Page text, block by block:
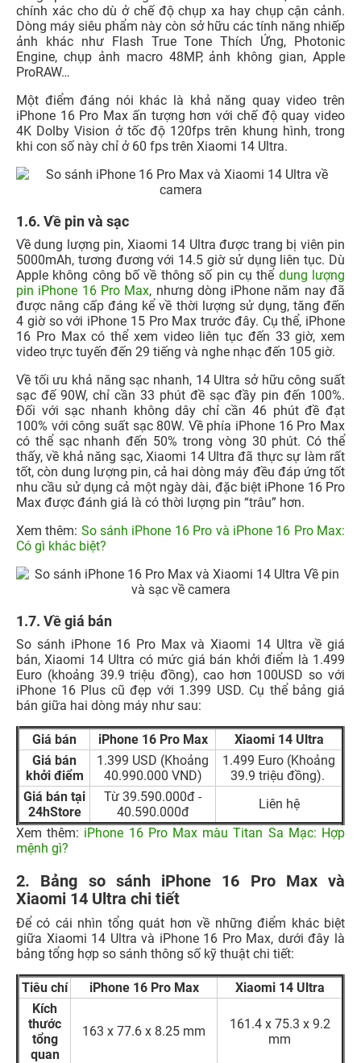
chính xác cho dù ở chế độ chụp xa hay chụp cận cảnh.
Dòng máy siêu phẩm này còn sở hữu các tính năng nhiếp
ảnh khác như Flash True Tone Thích Ứng, Photonic
Engine, chụp ảnh macro 48MP, ảnh không gian, Apple
ProRAW…
Một điểm đáng nói khác là khả năng quay video trên
iPhone 16 Pro Max ấn tượng hơn với chế độ quay video
4K Dolby Vision ở tốc độ 120fps trên khung hình, trong
khi con số này chỉ ở 60 fps trên Xiaomi 14 Ultra.
1.6. Về pin và sạc
Về dung lượng pin, Xiaomi 14 Ultra được trang bị viên pin
5000mAh, tương đương với 14.5 giờ sử dụng liên tục. Dù
Apple không công bố về thông số pin cụ thể dung lượng
pin iPhone 16 Pro Max, nhưng dòng iPhone năm nay đã
được nâng cấp đáng kể về thời lượng sử dụng, tăng đến
4 giờ so với iPhone 15 Pro Max trước đây. Cụ thể, iPhone
16 Pro Max có thể xem video liên tục đến 33 giờ, xem
video trực tuyến đến 29 tiếng và nghe nhạc đến 105 giờ.
Về tối ưu khả năng sạc nhanh, 14 Ultra sở hữu công suất
sạc đế 90W, chỉ cần 33 phút đề sạc đầy pin đến 100%.
Đối với sạc nhanh không dây chỉ cần 46 phút đề đạt
100% với công suất sạc 80W. Về phía iPhone 16 Pro Max
có thể sạc nhanh đến 50% trong vòng 30 phút. Có thể
thấy, về khả năng sạc, Xiaomi 14 Ultra đã thực sự làm rất
tốt, còn dung lượng pin, cả hai dòng máy đều đáp ứng tốt
nhu cầu sử dụng cả một ngày dài, đặc biệt iPhone 16 Pro
Max được đánh giá là có thời lượng pin “trâu” hơn.
Xem thêm: So sánh iPhone 16 Pro và iPhone 16 Pro Max:
Có gì khác biệt?
1.7. Về giá bán
So sánh iPhone 16 Pro Max và Xiaomi 14 Ultra về giá
bán, Xiaomi 14 Ultra có mức giá bán khởi điểm là 1.499
Euro (khoảng 39.9 triệu đồng), cao hơn 100USD so với
iPhone 16 Plus cũ đẹp với 1.399 USD. Cụ thể bảng giá
bán giữa hai dòng máy như sau:
Giá bán iPhone 16 Pro Max
Xiaomi 14 Ultra
Giá bán
khởi điểm
1.399 USD (Khoảng
40.990.000 VND)
1.499 Euro (Khoảng
39.9 triệu đồng).
Giá bán tại
24hStore
Từ 39.590.000đ -
40.590.000đ
Liên hệ
Xem thêm: iPhone 16 Pro Max màu Titan Sa Mạc: Hợp
mệnh gì?
2. Bảng so sánh iPhone 16 Pro Max và
Xiaomi 14 Ultra chi tiết
Để có cái nhìn tổng quát hơn về những điểm khác biệt
giữa Xiaomi 14 Ultra và iPhone 16 Pro Max, dưới đây là
bảng tổng hợp so sánh thông số kỹ thuật chi tiết:
Tiêu chí iPhone 16 Pro Max
Xiaomi 14 Ultra
Kích
thước
tổng
quan
163 x 77.6 x 8.25 mm
161.4 x 75.3 x 9.2
mm